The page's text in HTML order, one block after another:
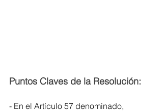
Puntos Claves de la Resolución:
- En el Artículo 57 denominado,